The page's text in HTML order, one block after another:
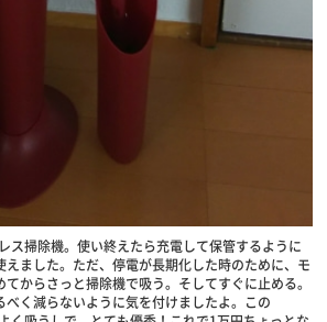
ス掃除機。使い終えたら充電して保管するように
えました。ただ、停電が長期化した時のために、モ
からさっと掃除機で吸う。そしてすぐに止める。
く減らないように気を付けましたよ。この